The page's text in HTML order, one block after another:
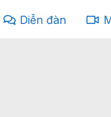
Diễn đàn